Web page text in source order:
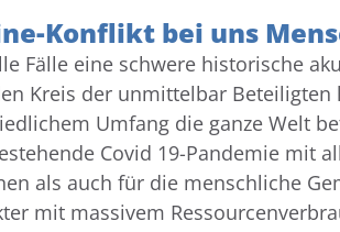
Konflikt bei uns
Fälle eine schwere historische
Kreis der unmittelbar
Umfang die ganze Welt
Covid 19-Pandemie mit
als auch für die menschliche
mit massivem